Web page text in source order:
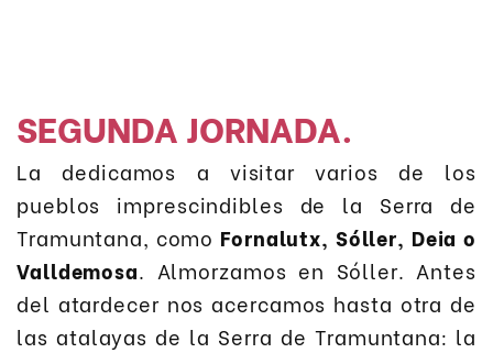
SEGUNDA JORNADA.
La dedicamos a visitar varios de los
pueblos imprescindibles de la Serra de
Tramuntana, como Fornalutx, Sóller, Deia o
Valldemosa. Almorzamos en Sóller. Antes
del atardecer nos acercamos hasta otra de
las atalayas de la Serra de Tramuntana: la